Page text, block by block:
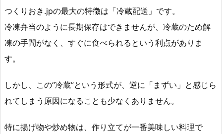
つくりおき.jpの最大の特徴は「冷蔵配送」です。
冷凍弁当のように長期保存はできませんが、冷蔵のため解
凍の手間がなく、すぐに食べられるという利点がありま
す。
しかし、この“冷蔵”という形式が、逆に「まずい」と感じら
れてしまう原因になることも少なくありません。
特に揚げ物や炒め物は、作り立てが一番美味しい料理で